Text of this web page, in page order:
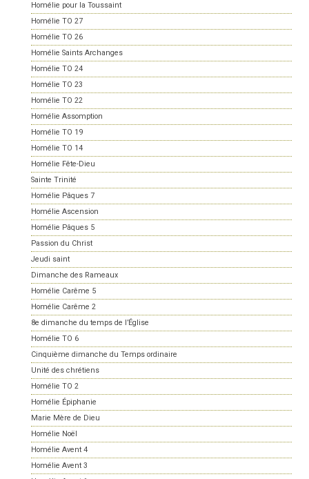
Homélie pour la Toussaint
Homélie TO 27
Homélie TO 26
Homélie Saints Archanges
Homélie TO 24
Homélie TO 23
Homélie TO 22
Homélie Assomption
Homélie TO 19
Homélie TO 14
Homélie Fête-Dieu
Sainte Trinité
Homélie Pâques 7
Homélie Ascension
Homélie Pâques 5
Passion du Christ
Jeudi saint
Dimanche des Rameaux
Homélie Carême 5
Homélie Carême 2
8e dimanche du temps de l’Église
Homélie TO 6
Cinquième dimanche du Temps ordinaire
Unité des chrétiens
Homélie TO 2
Homélie Épiphanie
Marie Mère de Dieu
Homélie Noël
Homélie Avent 4
Homélie Avent 3